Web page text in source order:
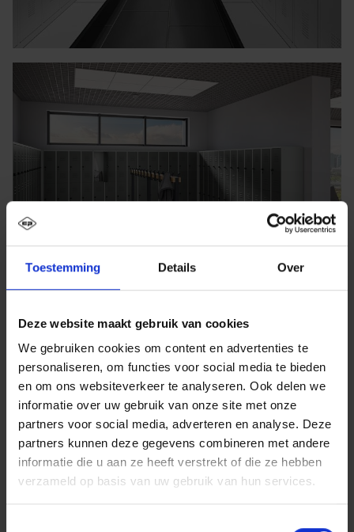
Toestemming Details Over
Deze website maakt gebruik van cookies
We gebruiken cookies om content en advertenties te
personaliseren, om functies voor social media te bieden
en om ons websiteverkeer te analyseren. Ook delen we
informatie over uw gebruik van onze site met onze
partners voor social media, adverteren en analyse. Deze
partners kunnen deze gegevens combineren met andere
informatie die u aan ze heeft verstrekt of die ze hebben
verzameld op basis van uw gebruik van hun services.